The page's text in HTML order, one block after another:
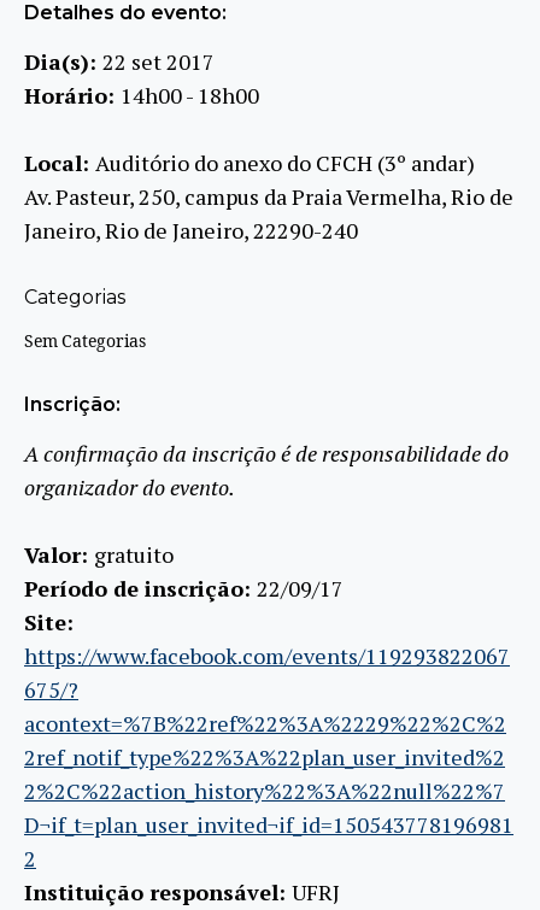
Detalhes do evento:
Dia(s): 22 set 2017
Horário: 14h00 - 18h00
Local: Auditório do anexo do CFCH (3º andar)
Av. Pasteur, 250, campus da Praia Vermelha, Rio de
Janeiro, Rio de Janeiro, 22290-240
Categorias
Sem Categorias
Inscrição:
A confirmação da inscrição é de responsabilidade do
organizador do evento.
Valor: gratuito
Período de inscrição: 22/09/17
Site:
https://www.facebook.com/events/119293822067
675/?
acontext=%7B%22ref%22%3A%2229%22%2C%2
2ref_notif_type%22%3A%22plan_user_invited%2
2%2C%22action_history%22%3A%22null%22%7
D¬if_t=plan_user_invited¬if_id=150543778196981
2
Instituição responsável: UFRJ